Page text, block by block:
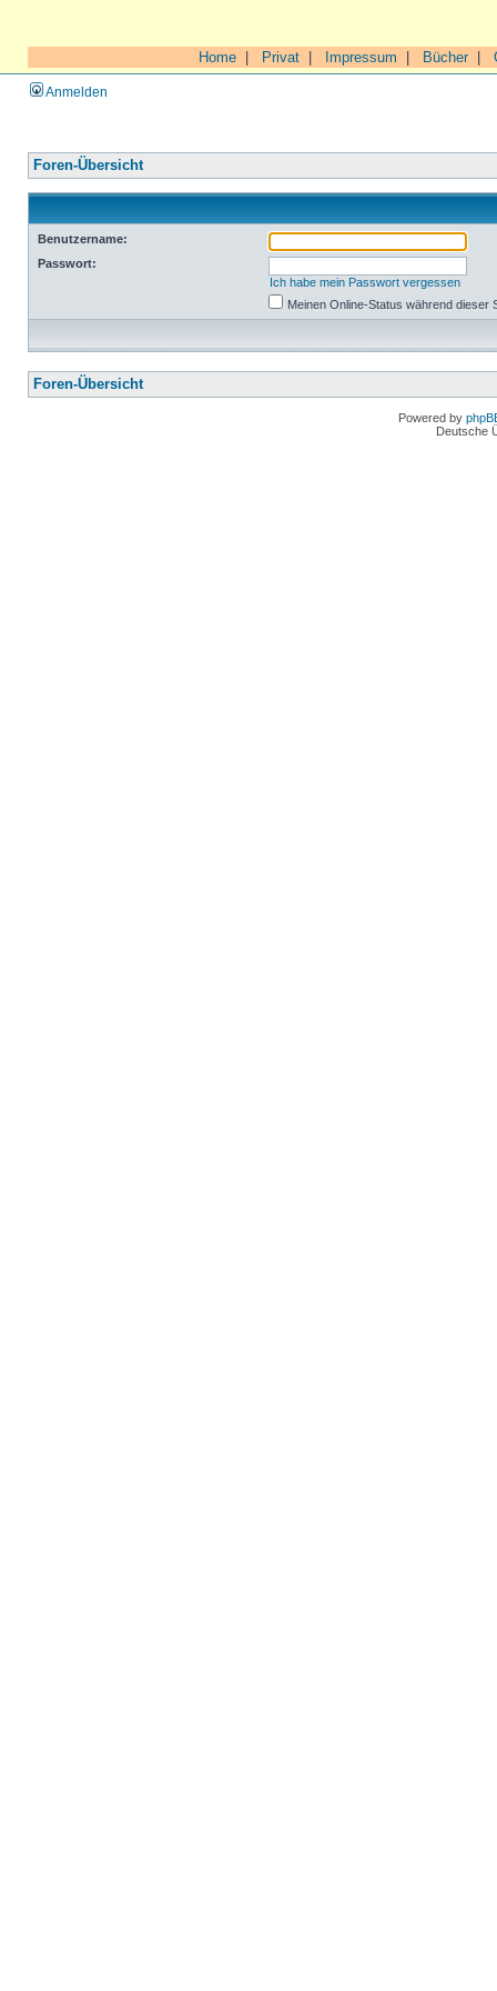
Home Privat Impressum Bücher|
Anmelden
Foren-Übersicht
Benutzername:
Passwort:
Ich habe mein Passwort vergessen
Meinen Online-Status während dieser
Foren-Übersicht
Powered by
Deutsche